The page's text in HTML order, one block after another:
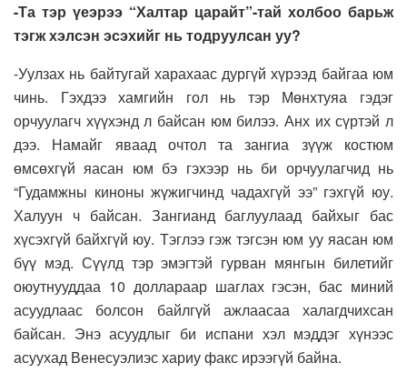
-Та тэр үеэрээ “Халтар царайт”-тай холбоо барьж
тэгж хэлсэн эсэхийг нь тодруулсан уу?
-Уулзах нь байтугай харахаас дургүй хүрээд байгаа юм
чинь. Гэхдээ хамгийн гол нь тэр Мөнхтуяа гэдэг
орчуулагч хүүхэнд л байсан юм билээ. Анх их сүртэй л
дээ. Намайг яваад очтол та зангиа зүүж костюм
өмсөхгүй яасан юм бэ гэхээр нь би орчуулагчид нь
“Гудамжны киноны жүжигчинд чадахгүй ээ” гэхгүй юу.
Халуун ч байсан. Зангианд баглуулаад байхыг бас
хүсэхгүй байхгүй юу. Тэглээ гэж тэгсэн юм уу яасан юм
бүү мэд. Сүүлд тэр эмэгтэй гурван мянгын билетийг
оюутнууддаа 10 доллараар шаглах гэсэн, бас миний
асуудлаас болсон байлгүй ажлаасаа халагдчихсан
байсан. Энэ асуудлыг би испани хэл мэддэг хүнээс
асуухад Венесуэлиэс хариу факс ирээгүй байна.